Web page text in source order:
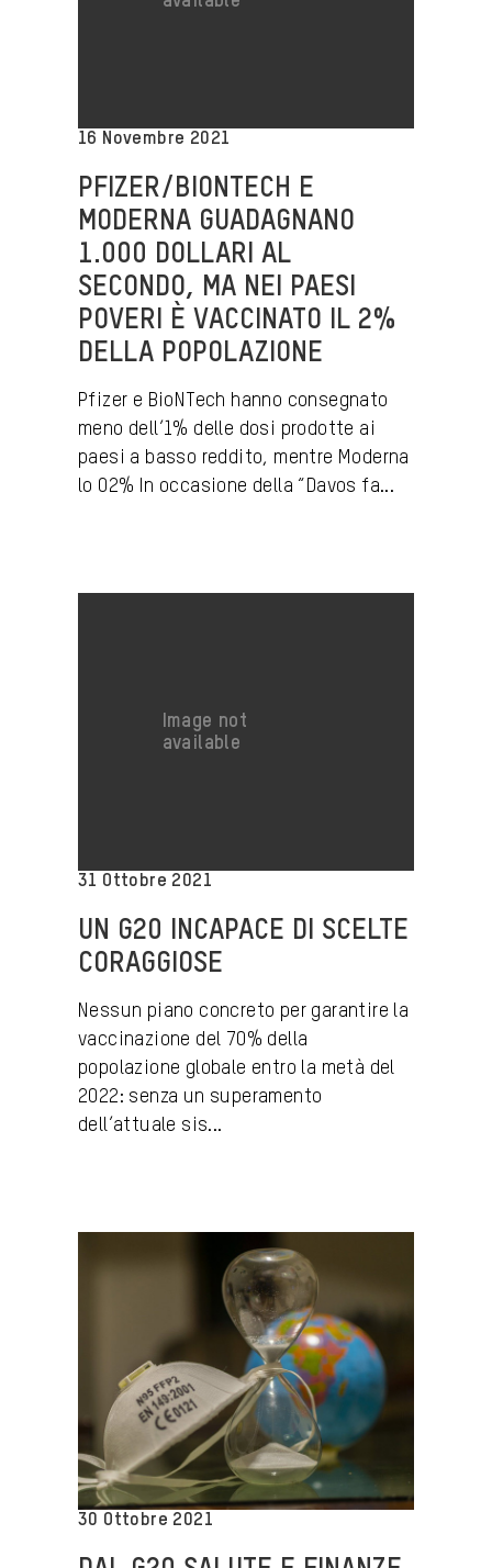
16 Novembre 2021
PFIZER/BIONTECH E
MODERNA GUADAGNANO
1.000 DOLLARI AL
SECONDO, MA NEI PAESI
POVERI È VACCINATO IL 2%
DELLA POPOLAZIONE
Pfizer e BioNTech hanno consegnato
meno dell’1% delle dosi prodotte ai
paesi a basso reddito, mentre Moderna
lo 02% In occasione della “Davos fa...
31 Ottobre 2021
UN G20 INCAPACE DI SCELTE
CORAGGIOSE
Nessun piano concreto per garantire la
vaccinazione del 70% della
popolazione globale entro la metà del
2022: senza un superamento
dell’attuale sis...
30 Ottobre 2021